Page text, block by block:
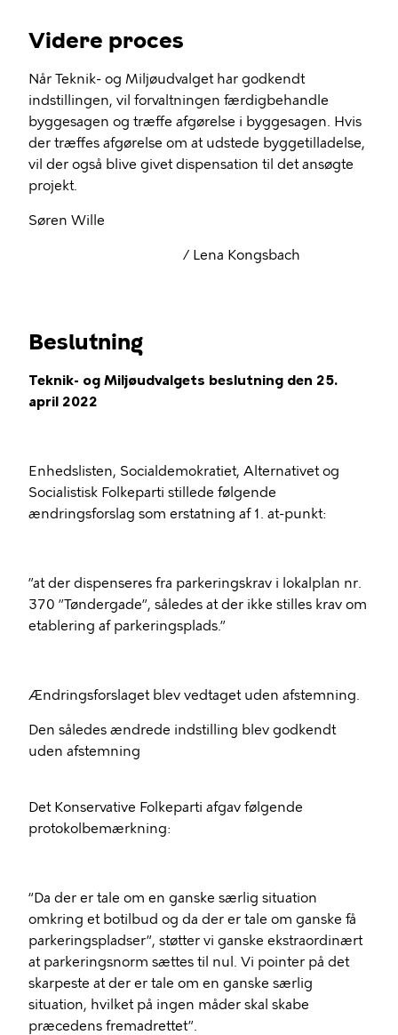
Videre proces
Når Teknik- og Miljøudvalget har godkendt
indstillingen, vil forvaltningen færdigbehandle
byggesagen og træffe afgørelse i byggesagen. Hvis
der træffes afgørelse om at udstede byggetilladelse,
vil der også blive givetdispensation til det ansøgte
projekt.
Søren Wille
/ Lena Kongsbach
Beslutning
Teknik- og Miljøudvalgets beslutning den 25.
april 2022
Enhedslisten, Socialdemokratiet, Alternativet og
Socialistisk Folkeparti stillede følgende
ændringsforslag som erstatning af 1. at-punkt:
”at der dispenseres fra parkeringskrav i lokalplan nr.
370 ”Tøndergade”, således at der ikke stilles krav om
etablering af parkeringsplads.”
Ændringsforslaget blev vedtaget uden afstemning.
Den således ændrede indstilling blev godkendt
uden afstemning
Det Konservative Folkeparti afgav følgende
protokolbemærkning:
“Da der er tale om en ganske særlig situation
omkring et botilbud og da der er tale om ganske få
parkeringspladser”, støtter vi ganske ekstraordinært
at parkeringsnorm sættes til nul. Vi pointer på det
skarpeste at der er tale om en ganske særlig
situation, hvilket på ingen måder skal skabe
præcedens fremadrettet”.